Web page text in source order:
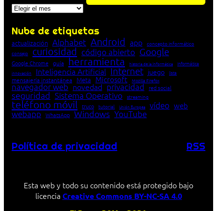
Archivos
Nube de etiquetas
actualización Alphabet Android app concepto informático
consejo
curiosidad código abierto Google
Google Chrome guía herramienta historia de la Informática Informática
innovación Inteligencia Artificial Internet juego lista
mensajería instantánea Meta Microsoft Mozilla Firefox
navegador web novedad privacidad red social
seguridad Sistema Operativo streaming
teléfono móvil truco tutorial Unión Europea vídeo web
webapp WhatsApp Windows YouTube
Política de privacidad RSS
Esta web y todo su contenido está protegido bajo
licencia Creative Commons BY-NC-SA 4.0